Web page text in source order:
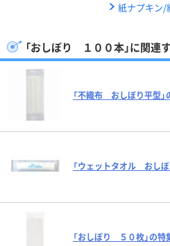
紙ナプキン/
「おしぼり １００本」に関連
「不織布 おしぼり平型」
「ウェットタオル おしぼ
「おしぼり ５０枚」の特